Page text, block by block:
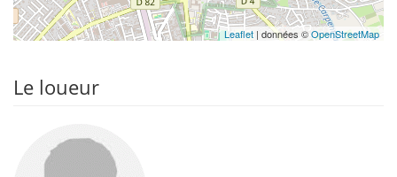
Leaflet | données ©OpenStreetMap
Le loueur